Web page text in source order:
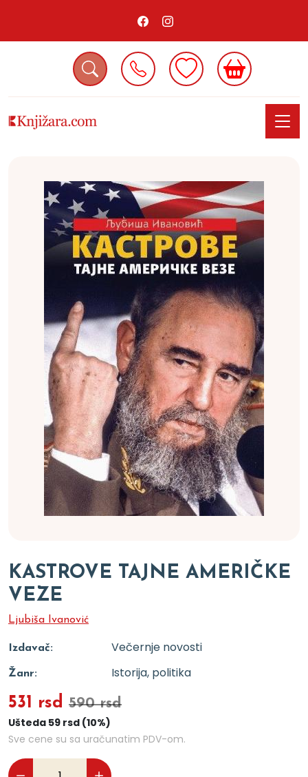
KASTROVE TAJNE AMERIČKE
VEZE
Ljubiša Ivanović
Izdavač: Večernje novosti
Žanr: Istorija, politika
531 rsd 590 rsd
Ušteda 59 rsd (10%)
Sve cene su sa uračunatim PDV-om.